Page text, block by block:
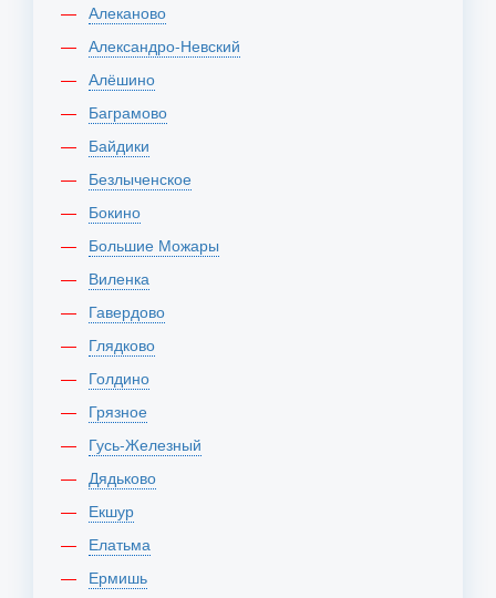
Алеканово
Александро-Невский
Алёшино
Баграмово
Байдики
Безлыченское
Бокино
Большие Можары
Виленка
Гавердово
Глядково
Голдино
Грязное
Гусь-Железный
Дядьково
Екшур
Елатьма
Ермишь